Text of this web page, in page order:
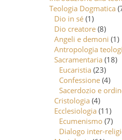
Teologia Dogmatica
Dio in sé (1)
Dio creatore (8)
Angeli e demoni (1)
Antropologia
Sacramentaria (18)
Eucaristia (23)
Confessione (4)
Sacerdozio e
Cristologia (4)
Ecclesiologia (11)
Ecumenismo (7)
Dialogo inter-